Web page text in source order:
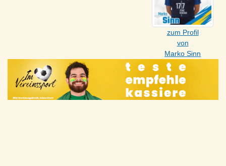
zum Profil
von
Marko Sinn